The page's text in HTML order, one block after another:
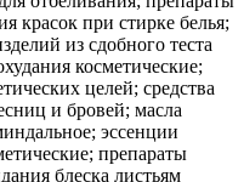
красок при стирке белья;
из сдобного теста
косметические;
целей; средства
и бровей; масла
эссенции
препараты
блеска листьям